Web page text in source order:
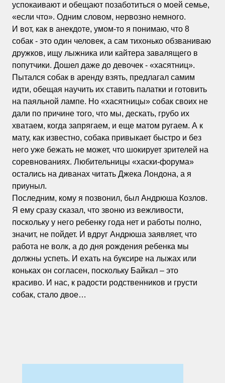
успокаивают и обещают позаботиться о моей семье,
«если что». Одним словом, нервозно немного.
И вот, как в анекдоте, умом-то я понимаю, что 8
собак - это один человек, а сам тихонько обзваниваю
дружков, ищу лыжника или кайтера завалящего в
попутчики. Дошел даже до девочек - «хасятниц».
Пытался собак в аренду взять, предлагал самим
идти, обещая научить их ставить палатки и готовить
на паяльной лампе. Но «хасятницы» собак своих не
дали по причине того, что мы, дескать, грубо их
хватаем, когда запрягаем, и еще матом ругаем. А к
мату, как известно, собака привыкает быстро и без
него уже бежать не может, что шокирует зрителей на
соревнованиях. Любительницы «хаски-форума»
остались на диванах читать Джека Лондона, а я
приуныл.
Последним, кому я позвонил, был Андрюша Козлов.
Я ему сразу сказал, что звоню из вежливости,
поскольку у него ребенку года нет и работы полно,
значит, не пойдет. И вдруг Андрюша заявляет, что
работа не волк, а до дня рождения ребенка мы
должны успеть. И ехать на буксире на лыжах или
коньках он согласен, поскольку Байкал – это
красиво. И нас, к радости родственников и грусти
собак, стало двое…